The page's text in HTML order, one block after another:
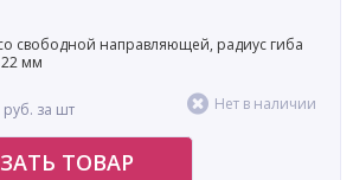
свободной направляющей, радиус гиба
22 мм
руб. за шт Нет в наличии
ТОВАР